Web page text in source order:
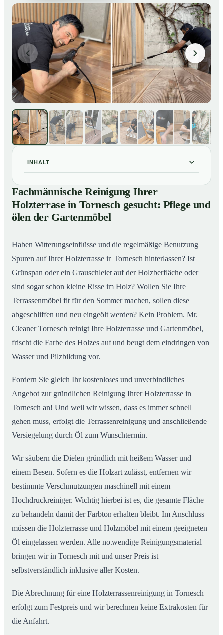
INHALT
01 Fachmännische Reinigung Ihrer Holzterrase in
Tornesch gesucht: Pflege und ölen der Gartenmöbel
So reinigen unsere Profis Holzterrassen in Tornesch
Fachmännische Reinigung Ihrer
Holzterrase in Tornesch gesucht: Pflege und
ölen der Gartenmöbel
Haben Witterungseinflüsse und die regelmäßige Benutzung
Spuren auf Ihrer Holzterrasse in Tornesch hinterlassen? Ist
Grünspan oder ein Grauschleier auf der Holzberfläche oder
sind sogar schon kleine Risse im Holz? Wollen Sie Ihre
Terrassenmöbel fit für den Sommer machen, sollen diese
abgeschliffen und neu eingeölt werden? Kein Problem. Mr.
Cleaner Tornesch reinigt Ihre Holzterrasse und Gartenmöbel,
frischt die Farbe des Holzes auf und beugt dem eindringen von
Wasser und Pilzbildung vor.
Fordern Sie gleich Ihr kostenloses und unverbindliches
Angebot zur gründlichen Reinigung Ihrer Holzterrasse in
Tornesch an! Und weil wir wissen, dass es immer schnell
gehen muss, erfolgt die Terrassenreinigung und anschließende
Versiegelung durch Öl zum Wunschtermin.
Wir säubern die Dielen gründlich mit heißem Wasser und
einem Besen. Sofern es die Holzart zulässt, entfernen wir
bestimmte Verschmutzungen maschinell mit einem
Hochdruckreiniger. Wichtig hierbei ist es, die gesamte Fläche
zu behandeln damit der Farbton erhalten bleibt. Im Anschluss
müssen die Holzterrasse und Holzmöbel mit einem geeigneten
Öl eingelassen werden. Alle notwendige Reinigungsmaterial
bringen wir in Tornesch mit und unser Preis ist
selbstverständlich inklusive aller Kosten.
Die Abrechnung für eine Holzterrassenreinigung in Tornesch
erfolgt zum Festpreis und wir berechnen keine Extrakosten für
die Anfahrt.